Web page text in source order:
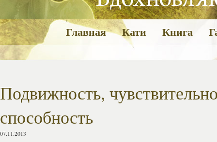
Главная Кати Книга
Подвижность,
способность
07.11.2013